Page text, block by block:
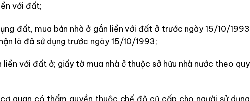
với đất;
đất, mua bán nhà ở gắn liền với đất ở trước ngày 15/10/1993
là đã sử dụng trước ngày 15/10/1993;
liền với đất ở; giấy tờ mua nhà ở thuộc sở hữu nhà nước theo quy
quan có thẩm quyền thuộc chế độ cũ cấp cho người sử dụng